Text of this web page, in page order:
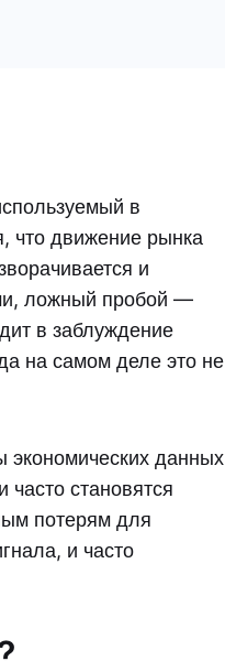
в
что движение рынка
и
ложный пробой —
в заблуждение
на самом деле это не
экономических данных
становятся
потерям для
и часто